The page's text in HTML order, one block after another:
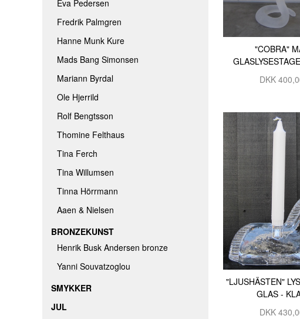
Eva Pedersen
Fredrik Palmgren
Hanne Munk Kure
Mads Bang Simonsen
Mariann Byrdal
Ole Hjerrild
Rolf Bengtsson
Thomine Felthaus
Tina Ferch
Tina Willumsen
Tinna Hörrmann
Aaen & Nielsen
BRONZEKUNST
Henrik Busk Andersen bronze
Yanni Souvatzoglou
SMYKKER
JUL
"COBRA"
DKK
"LJUSHÄSTEN"
GLAS -
DKK